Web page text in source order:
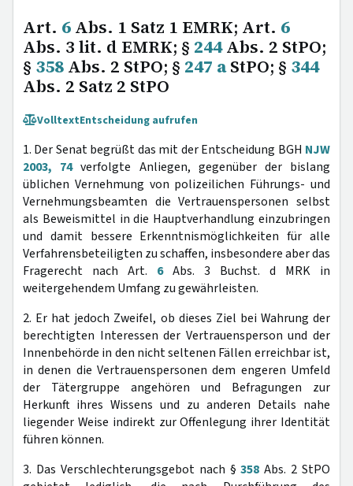
Art. 6 Abs. 1 Satz 1 EMRK; Art. 6
Abs. 3 lit. d EMRK; § 244Abs. 2 StPO;
§ 358 Abs. 2 StPO; § 247 aStPO; § 344
Abs. 2 Satz 2 StPO
VolltextEntscheidung aufrufen
1. Der Senat begrüßt das mit der Entscheidung BGH NJW
2003, 74verfolgte Anliegen, gegenüber der bislang
üblichen Vernehmung von polizeilichen Führungs- und
Vernehmungsbeamten die Vertrauenspersonen selbst
als Beweismittel in die Hauptverhandlung einzubringen
und damit bessere Erkenntnismöglichkeiten für alle
Verfahrensbeteiligten zu schaffen, insbesondere aber das
Fragerecht nach Art. 6Abs. 3 Buchst. d MRK in
weitergehendem Umfang zu gewährleisten.
2. Er hat jedoch Zweifel, ob dieses Ziel bei Wahrung der
berechtigten Interessen der Vertrauensperson und der
Innenbehörde in den nicht seltenen Fällen erreichbar ist,
in denen die Vertrauenspersonen dem engeren Umfeld
der Tätergruppe angehören und Befragungen zur
Herkunft ihres Wissens und zu anderen Details nahe
liegender Weise indirekt zur Offenlegung ihrer Identität
führen können.
3. Das Verschlechterungsgebot nach §358 Abs. 2 StPO